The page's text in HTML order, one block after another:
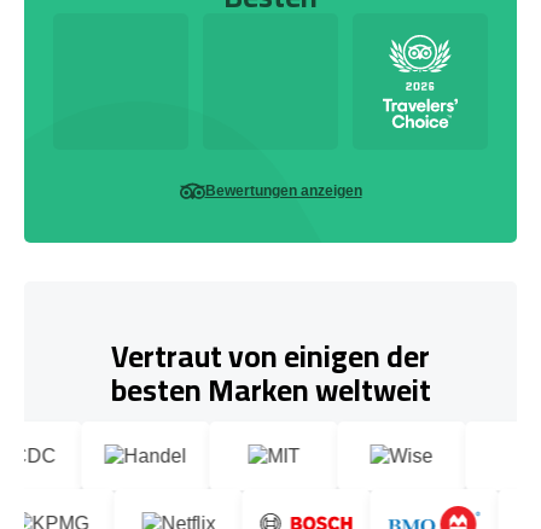
Bewertungen anzeigen
Vertraut von einigen der
besten Marken weltweit